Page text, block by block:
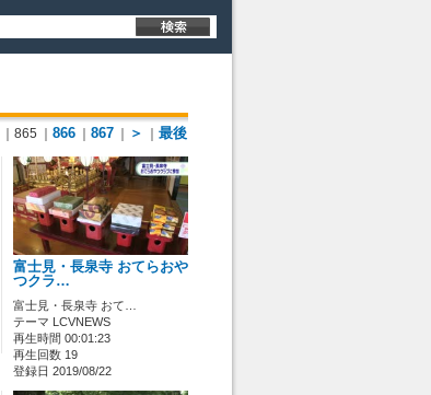
｜865 866 867 ＞ 最後
富士見・長泉寺 おてらおや
つクラ…
富士見・長泉寺 おて…
テーマ LCVNEWS
再生時間 00:01:23
再生回数 19
登録日 2019/08/22